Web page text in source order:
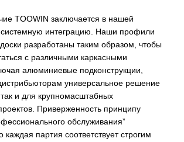
TOOWIN заключается в нашей
интеграцию. Наши профили
разработаны таким образом, чтобы
с различными каркасными
алюминиевые подконструкции,
универсальное решение
и для крупномасштабных
Приверженность принципу
обслуживания”
каждая партия соответствует строгим